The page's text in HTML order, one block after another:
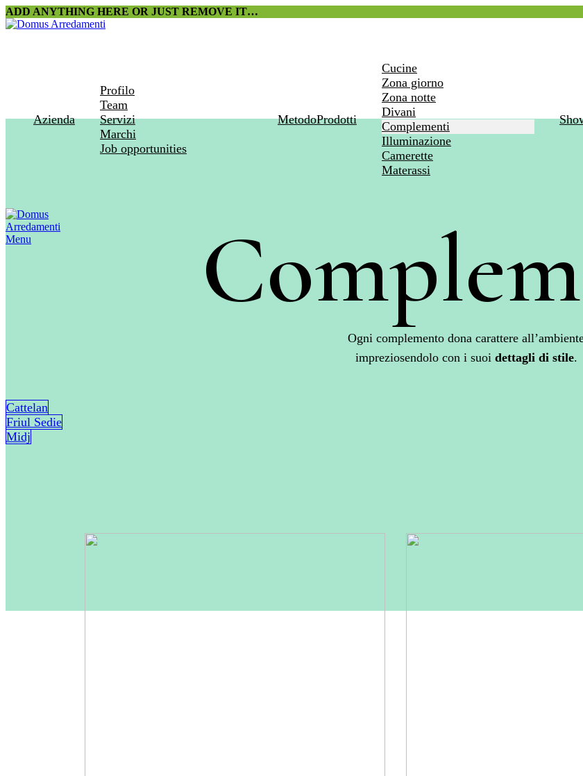
ADD ANYTHING HERE OR JUST REMOVE IT…
Azienda
Profilo
Team
Servizi
Marchi
Job opportunities
MetodoProdotti
Cucine
Zona giorno
Zona notte
Divani
Complementi
Illuminazione
Camerette
Materassi
Menu
Ogni complemento dona carattere
impreziosendolo con i suoi dettagli di stile.
Cattelan
Friul Sedie
Midj